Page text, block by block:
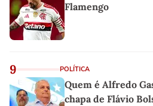
Flamengo
9 POLÍTICA
Quem é Alfredo
chapa de Flávio